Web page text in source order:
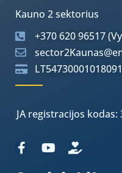
Kauno 2 sektorius
+370 620 96517
JA registracijos kodas: